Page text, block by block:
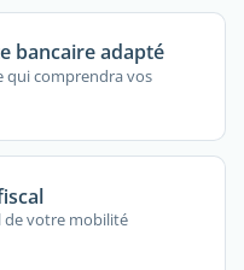
bancaire adapté
qui comprendra vos
de votre mobilité